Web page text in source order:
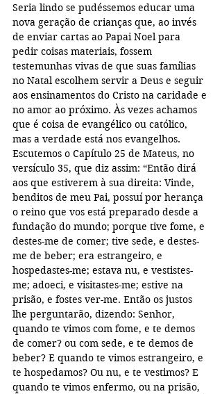
Seria lindo se pudéssemos educar uma
nova geração de crianças que, ao invés
de enviar cartas ao Papai Noel para
pedir coisas materiais, fossem
testemunhas vivas de que suas famílias
no Natal escolhem servir a Deus e seguir
aos ensinamentos do Cristo na caridade e
no amor ao próximo. Às vezes achamos
que é coisa de evangélico ou católico,
mas a verdade está nos evangelhos.
Escutemos o Capítulo 25 de Mateus, no
versículo 35, que diz assim: “Então dirá
aos que estiverem à sua direita: Vinde,
benditos de meu Pai, possuí por herança
o reino que vos está preparado desde a
fundação do mundo; porque tive fome, e
destes-me de comer; tive sede, e destes-
me de beber; era estrangeiro, e
hospedastes-me; estava nu, e vestistes-
me; adoeci, e visitastes-me; estive na
prisão, e fostes ver-me. Então os justos
lhe perguntarão, dizendo: Senhor,
quando te vimos com fome, e te demos
de comer? ou com sede, e te demos de
beber? E quando te vimos estrangeiro, e
te hospedamos? Ou nu, e te vestimos? E
quando te vimos enfermo, ou na prisão,